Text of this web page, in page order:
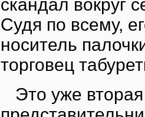
скандал вокруг
Судя по всему,
носитель
торговец
Это уже